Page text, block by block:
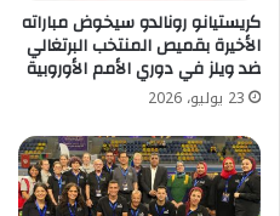
كريستيانو رونالدو سيخوض مباراته
الأخيرة بقميص المنتخب البرتغالي
ضد ويلز في دوري الأمم الأوروبية
23 يوليو، 2026